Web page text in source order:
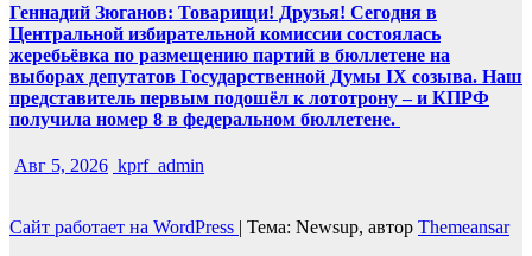
Геннадий Зюганов: Товарищи! Друзья! Сегодня в
Центральной избирательной комиссии состоялась
жеребьёвка по размещению партий в бюллетене на
выборах депутатов Государственной Думы IX созыва. Наш
представитель первым подошёл к лототрону – и КПРФ
получила номер 8 в федеральном бюллетене.
Авг 5, 2026 kprf_admin
Сайт работает на WordPress | Тема: Newsup, автор Themeansar